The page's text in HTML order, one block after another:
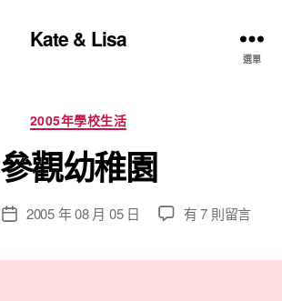
Kate & Lisa
選單
分
類
2005年學校生活
參觀幼稚園
文 2005 年 08 月 05 日
在
有 7 則留言